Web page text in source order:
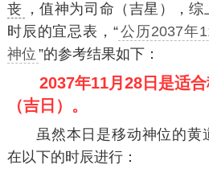
丧 ，值神为司命（吉星），
时辰的宜忌表，“公历2037年
神位 ”的参考结果如下：
2037年11月28日是适
（吉日）。
虽然本日是移动神位的黄
在以下的时辰进行：